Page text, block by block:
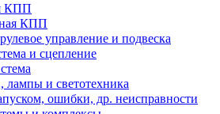
КПП
КПП
управление и подвеска
и сцепление
и светотехника
ошибки, др. неисправности